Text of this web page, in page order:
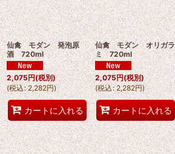
仙禽 モダン 発泡原
酒 720ml
2,075円(税別)
(税込: 2,282円)
カートに入れる
仙禽 モダン オリガラ
ミ 720ml
2,075円(税別)
(税込: 2,282円)
カートに入れる